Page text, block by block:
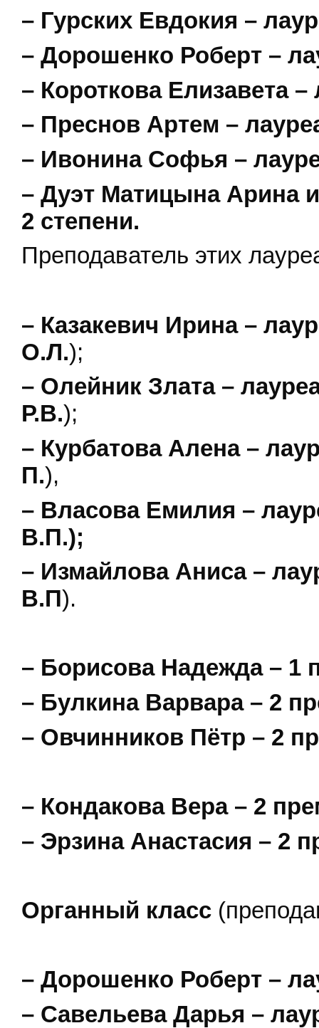
– Гурских Евдокия –
– Дорошенко Роберт –
– Короткова Елизавета –
– Преснов Артем –
– Ивонина Софья –
– Дуэт Матицына Арина
2 степени.
Преподаватель этих
– Казакевич Ирина –
О.Л.);
– Олейник Злата –
Р.В.);
– Курбатова Алена –
П.),
– Власова Емилия –
В.П.);
– Измайлова Аниса –
В.П).
– Борисова Надежда – 1
– Булкина Варвара – 2
– Овчинников Пётр – 2
– Кондакова Вера – 2
– Эрзина Анастасия – 2
Органный класс
– Дорошенко Роберт –
– Савельева Дарья –